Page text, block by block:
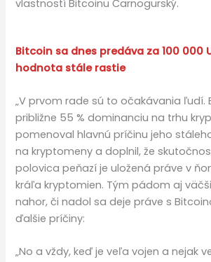
vlastností Bitcoinu Čarnogurský.
Bitcoin sa dnes predáva za 100 000
hodnota stále rastie
„V prvom rade sú to očakávania ľudí.
približne 55 % dominanciu na trhu
pomenoval hlavnú príčinu jeho
na kryptomeny a doplnil, že
polovica peňazí je uložená práve v
kráľa kryptomien. Tým pádom aj
nahor, či nadol sa deje práve s
ďalšie príčiny:
„No a vždy, keď je veľa vojen a nejak